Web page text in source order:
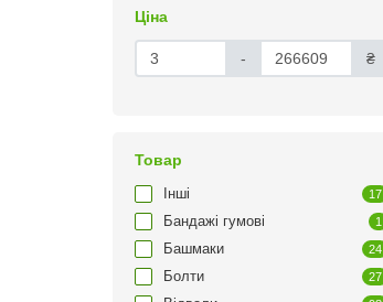
Ціна
- ₴
Товар
Інші 17
Бандажі гумові 1
Башмаки 24
Болти 27